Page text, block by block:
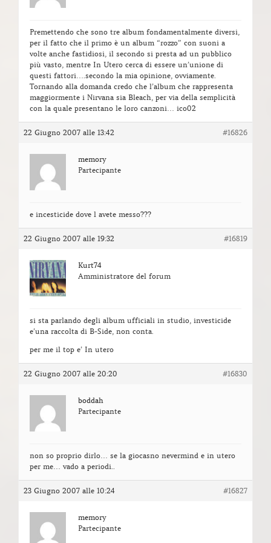
Premettendo che sono tre album fondamentalmente diversi,
per il fatto che il primo è un album “rozzo” con suoni a
volte anche fastidiosi, il secondo si presta ad un pubblico
più vasto, mentre In Utero cerca di essere un’unione di
questi fattori….secondo la mia opinione, ovviamente.
Tornando alla domanda credo che l’album che rappresenta
maggiormente i Nirvana sia Bleach, per via della semplicità
con la quale presentano le loro canzoni… ico02
22 Giugno 2007 alle 13:42 #16826
memory
Partecipante
e incesticide dove l avete messo???
22 Giugno 2007 alle 19:32 #16819
Kurt74
Amministratore del forum
si sta parlando degli album ufficiali in studio, investicide
e’una raccolta di B-Side, non conta.
per me il top e’ In utero
22 Giugno 2007 alle 20:20 #16830
boddah
Partecipante
non so proprio dirlo… se la giocasno nevermind e in utero
per me… vado a periodi..
23 Giugno 2007 alle 10:24 #16827
memory
Partecipante